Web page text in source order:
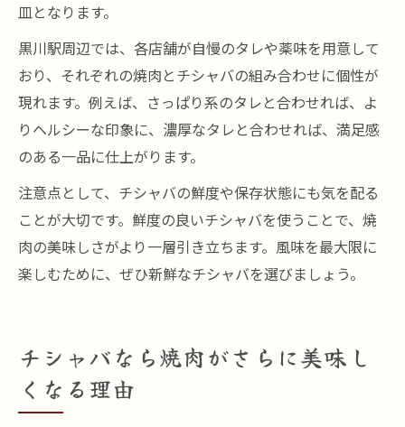
皿となります。
黒川駅周辺では、各店舗が自慢のタレや薬味を用意して
おり、それぞれの焼肉とチシャバの組み合わせに個性が
現れます。例えば、さっぱり系のタレと合わせれば、よ
りヘルシーな印象に、濃厚なタレと合わせれば、満足感
のある一品に仕上がります。
注意点として、チシャバの鮮度や保存状態にも気を配る
ことが大切です。鮮度の良いチシャバを使うことで、焼
肉の美味しさがより一層引き立ちます。風味を最大限に
楽しむために、ぜひ新鮮なチシャバを選びましょう。
チシャバなら焼肉がさらに美味し
くなる理由